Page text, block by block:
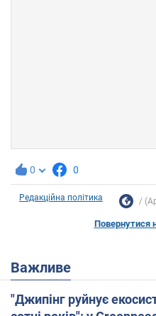
0 0
Редакційна політика
Повернутися
Важливе
"Джипінг руйнує